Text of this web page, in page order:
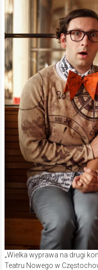
„Wielka wyprawa na drugi
Teatru Nowego w